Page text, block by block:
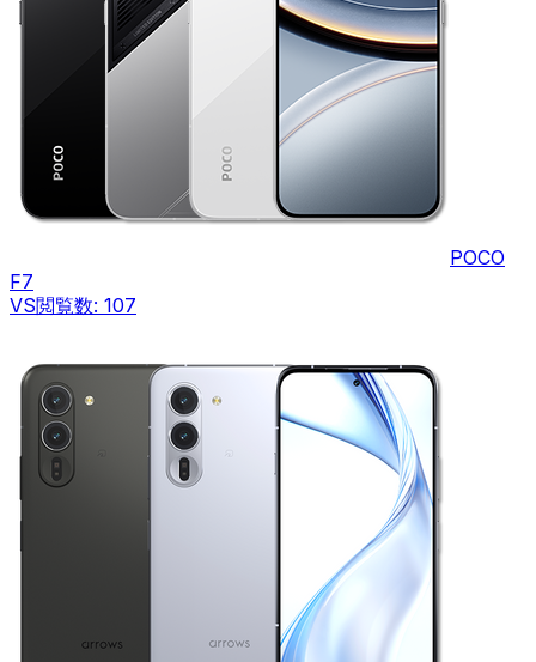
POCO
F7
VS閲覧数: 107